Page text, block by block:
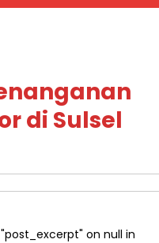
di Sulsel
on null in